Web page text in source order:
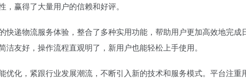
赢得了大量用户的信赖和好评。
快递物流服务体验，整合了多种实用功能，帮助用户更加高效地完成
友好，操作流程直观明了，新用户也能轻松上手使用。
优化，紧跟行业发展潮流，不断引入新的技术和服务模式。平台注重